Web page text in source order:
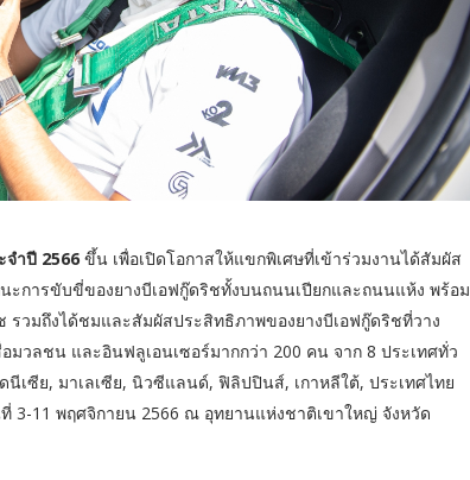
จำปี 2566 ขึ้น เพื่อเปิดโอกาสให้แขกพิเศษที่เข้าร่วมงานได้สัมผัส
การขับขี่ของยางบีเอฟกู๊ดริชทั้งบนถนนเปียกและถนนแห้ง พร้อม
วมถึงได้ชมและสัมผัสประสิทธิภาพของยางบีเอฟกู๊ดริชที่วาง
วลชน และอินฟลูเอนเซอร์มากกว่า 200 คน จาก 8 ประเทศทั่ว
นีเซีย, มาเลเซีย, นิวซีแลนด์, ฟิลิปปินส์, เกาหลีใต้, ประเทศไทย
3-11 พฤศจิกายน 2566 ณ อุทยานแห่งชาติเขาใหญ่ จังหวัด